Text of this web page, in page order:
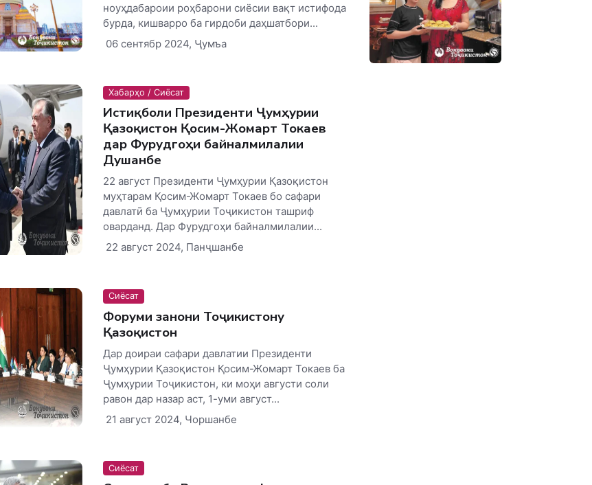
ноуҳдабароии роҳбарони сиёсии вақт истифода
бурда, кишварро ба гирдоби даҳшатбори...
06 сентябр 2024, Ҷумъа
Хабарҳо / Сиёсат
Истиқболи Президенти Ҷумҳурии
Қазоқистон Қосим-Жомарт Токаев
дар Фурудгоҳи байналмилалии
Душанбе
22 август Президенти Ҷумҳурии Қазоқистон
муҳтарам Қосим-Жомарт Токаев бо сафари
давлатӣ ба Ҷумҳурии Тоҷикистон ташриф
оварданд. Дар Фурудгоҳи байналмилалии...
22 август 2024, Панҷшанбе
Сиёсат
Форуми занони Тоҷикистону
Қазоқистон
Дар доираи сафари давлатии Президенти
Ҷумҳурии Қазоқистон Қосим-Жомарт Токаев ба
Ҷумҳурии Тоҷикистон, ки моҳи августи соли
равон дар назар аст, 1-уми август...
21 август 2024, Чоршанбе
Сиёсат